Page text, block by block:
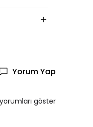
Yorum Yap
göster